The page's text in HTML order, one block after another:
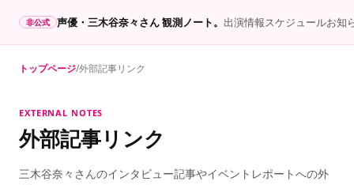
非公式 声優・三木谷奈々さん 観測ノート。 出演情報スケジュールお知
トップページ 外部記事リンク
EXTERNAL NOTES
外部記事リンク
三木谷奈々さんのインタビュー記事やイベントレポートへの外